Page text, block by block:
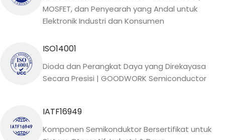
MOSFET, dan Penyearah yang Andal untuk
Elektronik Industri dan Konsumen
ISO14001
Dioda dan Perangkat Daya yang Direkayasa
Secara Presisi | GOODWORK Semiconductor
IATF16949
Komponen Semikonduktor Bersertifikat untuk